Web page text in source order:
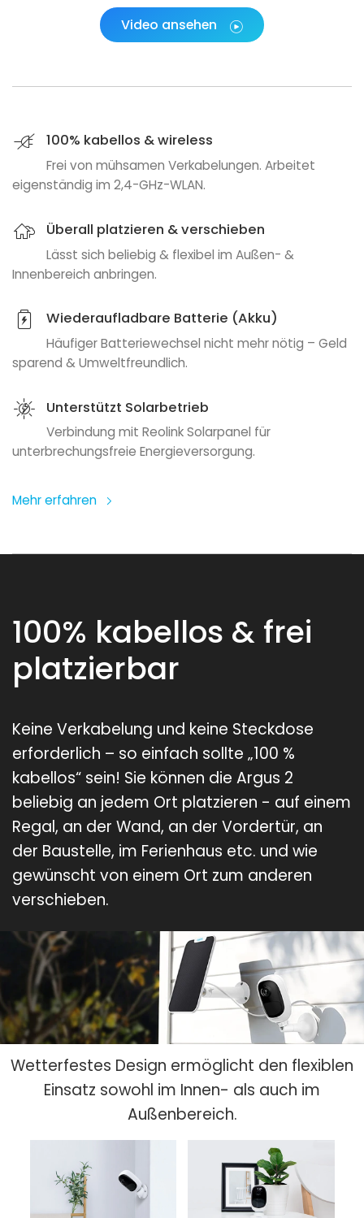
Video ansehen
100% kabellos & wireless
Frei von mühsamen Verkabelungen. Arbeitet
eigenständig im 2,4-GHz-WLAN.
Überall platzieren & verschieben
Lässt sich beliebig & flexibel im Außen- &
Innenbereich anbringen.
Wiederaufladbare Batterie (Akku)
Häufiger Batteriewechsel nicht mehr nötig – Geld
sparend & Umweltfreundlich.
Unterstützt Solarbetrieb
Verbindung mit Reolink Solarpanel für
unterbrechungsfreie Energieversorgung.
Mehr erfahren
100% kabellos & frei
platzierbar
Keine Verkabelung und keine Steckdose
erforderlich – so einfach sollte „100 %
kabellos“ sein! Sie können die Argus 2
beliebig an jedem Ort platzieren - auf einem
Regal, an der Wand, an der Vordertür, an
der Baustelle, im Ferienhaus etc. und wie
gewünscht von einem Ort zum anderen
verschieben.
Wetterfestes Design ermöglicht den flexiblen
Einsatz sowohl im Innen- als auch im
Außenbereich.